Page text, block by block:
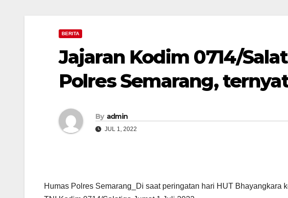
BERITA
Jajaran Kodim 0714/
Polres Semarang,
By admin
JUL 1, 2022
Humas Polres Semarang_Di saat peringatan hari HUT Bhayangkara